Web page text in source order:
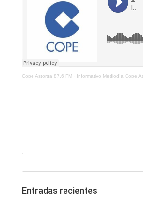
Cope Astorga 87.6 FM· Informativo Mediodía Cope Astorga
Entradas recientes